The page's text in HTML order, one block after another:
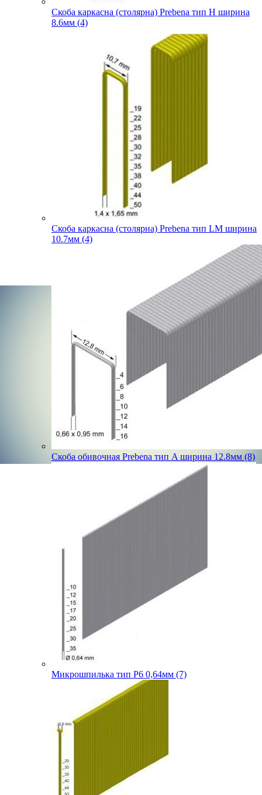
Скоба каркасна (столярна) Prebena тип H ширина
8.6мм (4)
Скоба каркасна (столярна) Prebena тип LM ширина
10.7мм (4)
Скоба обивочная Prebena тип A ширина 12.8мм (8)
Микрошпилька тип P6 0,64мм (7)